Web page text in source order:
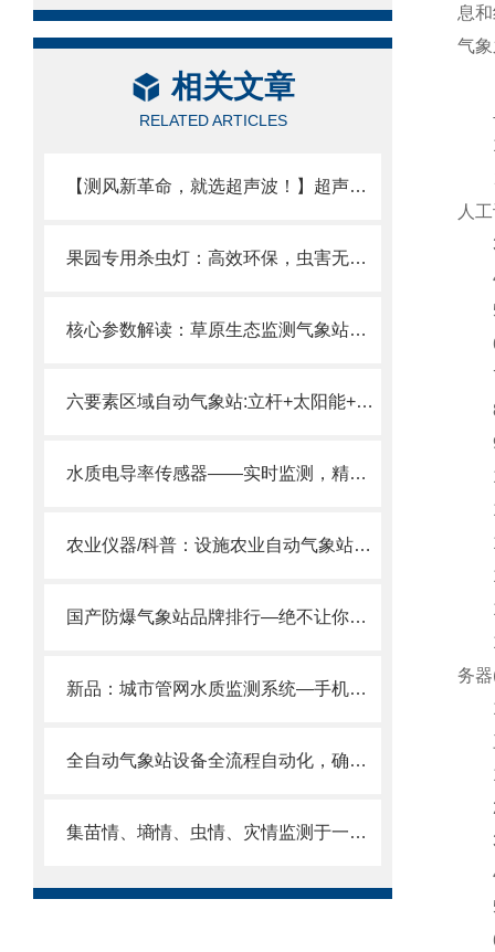
相关文章
RELATED ARTICLES
【测风新革命，就选超声波！】超声波风速仪告别传统测风仪的笨重与误差
果园专用杀虫灯：高效环保，虫害无忧的太阳能杀虫灯2025推送
核心参数解读：草原生态监测气象站的传感器精度、供电与传输方案
六要素区域自动气象站:立杆+太阳能+六要素传感器一体化集成野外快速建站。
水质电导率传感器——实时监测，精准掌控水质温度与纯度！
农业仪器/科普：设施农业自动气象站—更好地管理作物生长环境
国产防爆气象站品牌排行—绝不让你失望的气象生产商
新品：城市管网水质监测系统—手机电脑随时看数据，不用翻井盖不用等报告。
全自动气象站设备全流程自动化，确保气象记录连续、完整、无间断。
集苗情、墒情、虫情、灾情监测于一体——农情监测设备实现农情数据全掌控。
息
气
1.
人
3.
4.
5.
6.
7.
8.
9.
务
三
1.
2.
3.
4.
5.
6.